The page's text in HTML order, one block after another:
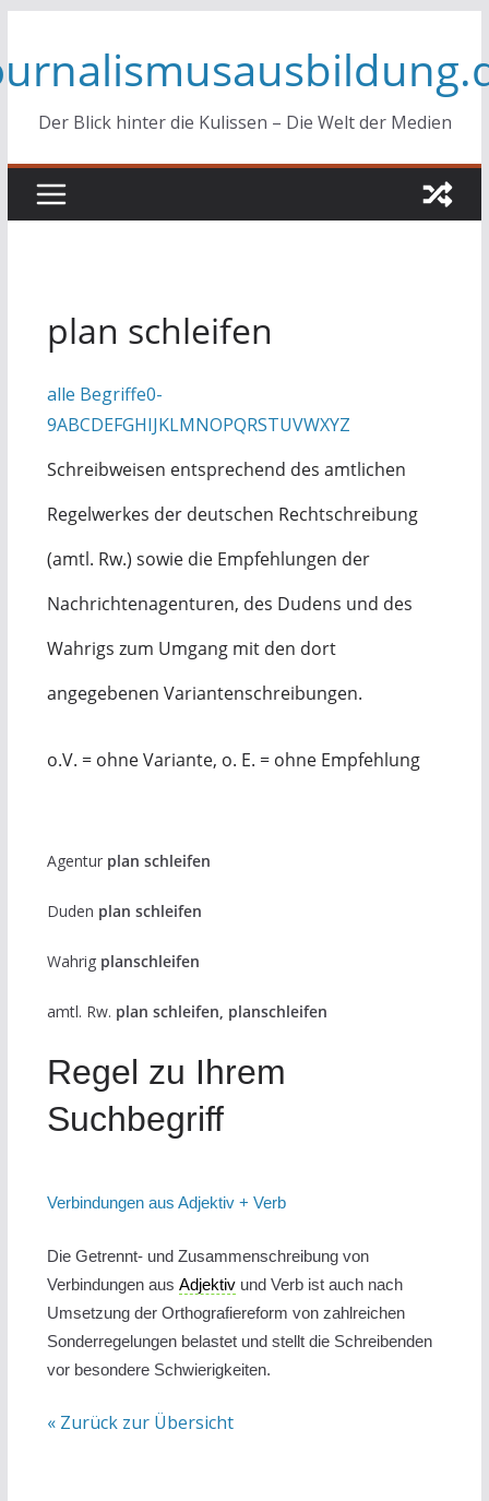
springen
Der Blick hinter die Kulissen – Die Welt der Medien
plan schleifen
alle Begriffe0-
9ABCDEFGHIJKLMNOPQRSTUVWXYZ
Schreibweisen entsprechend des amtlichen
Regelwerkes der deutschen Rechtschreibung
(amtl. Rw.) sowie die Empfehlungen der
Nachrichtenagenturen, des Dudens und des
Wahrigs zum Umgang mit den dort
angegebenen Variantenschreibungen.
o.V. = ohne Variante, o. E. = ohne Empfehlung
Agentur plan schleifen
Duden plan schleifen
Wahrig planschleifen
amtl. Rw. plan schleifen, planschleifen
Regel zu Ihrem
Suchbegriff
Verbindungen aus Adjektiv + Verb
Die Getrennt- und Zusammenschreibung von
Verbindungen aus Adjektivund Verb ist auch nach
Umsetzung der Orthografiereform von zahlreichen
Sonderregelungen belastet und stellt die Schreibenden
vor besondere Schwierigkeiten.
« Zurück zur Übersicht